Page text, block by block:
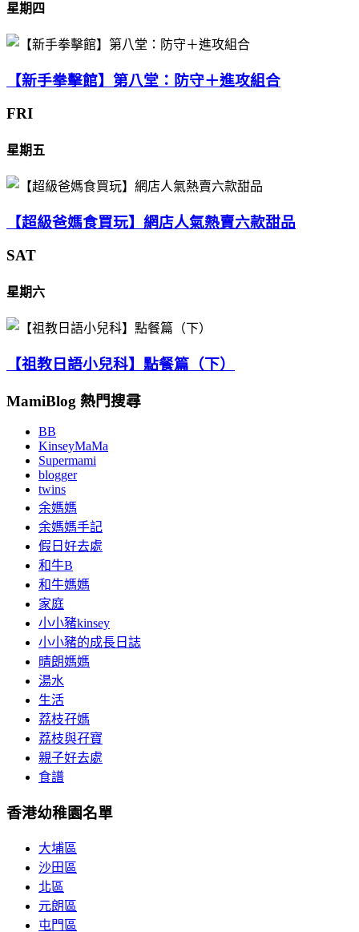
星期四
【新手拳擊館】第八堂：防守＋進攻組合
FRI
星期五
【超級爸媽食買玩】網店人氣熱賣六款甜品
SAT
星期六
【祖教日語小兒科】點餐篇（下）
MamiBlog 熱門搜尋
BB
KinseyMaMa
Supermami
blogger
twins
余媽媽
余媽媽手記
假日好去處
和牛B
和牛媽媽
家庭
小小豬kinsey
小小豬的成長日誌
晴朗媽媽
湯水
生活
荔枝孖媽
荔枝與孖寶
親子好去處
食譜
香港幼稚園名單
大埔區
沙田區
北區
元朗區
屯門區